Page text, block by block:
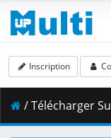
Inscription
/ Télécharger